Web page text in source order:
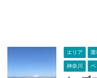
エリア 業
神奈川 ペ